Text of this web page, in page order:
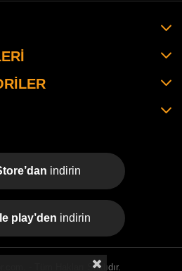
indirin
play’den indirin
- Tüm Hakları Saklıdır.